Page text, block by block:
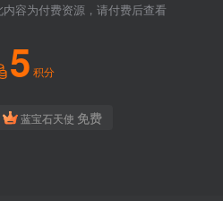
内容为付费资源，请付费后查看
5 积分
蓝宝石天使 免费